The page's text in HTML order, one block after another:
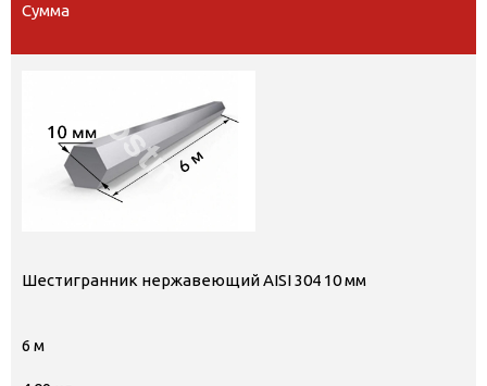
Сумма
Шестигранник нержавеющий AISI 304 10 мм
6 м